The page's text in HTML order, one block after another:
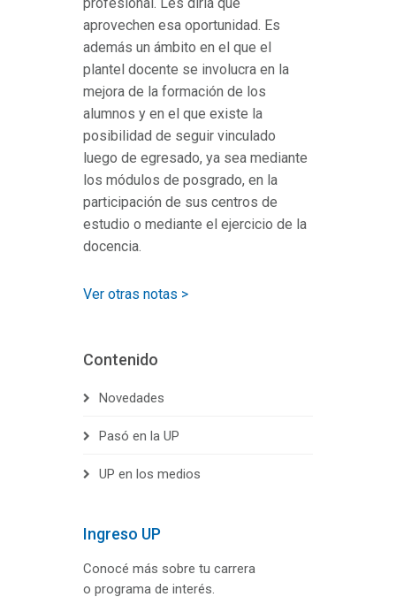
aprovechen esa oportunidad. Es
además un ámbito en el que el
plantel docente se involucra en la
mejora de la formación de los
alumnos y en el que existe la
posibilidad de seguir vinculado
luego de egresado, ya sea mediante
los módulos de posgrado, en la
participación de sus centros de
estudio o mediante el ejercicio de la
docencia.
Ver otras notas >
Contenido
Novedades
Pasó en la UP
UP en los medios
Ingreso UP
Conocé más sobre tu carrera
o programa de interés.